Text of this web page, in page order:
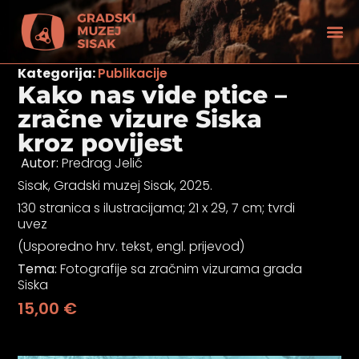
Kategorija:Publikacije
Kako nas vide ptice –
zračne vizure Siska
kroz povijest
Autor: Predrag Jelić
Sisak, Gradski muzej Sisak, 2025.
130 stranica s ilustracijama; 21 x 29, 7 cm; tvrdi
uvez
(Usporedno hrv. tekst, engl. prijevod)
Tema: Fotografije sa zračnim vizurama grada
Siska
15,00 €
vida